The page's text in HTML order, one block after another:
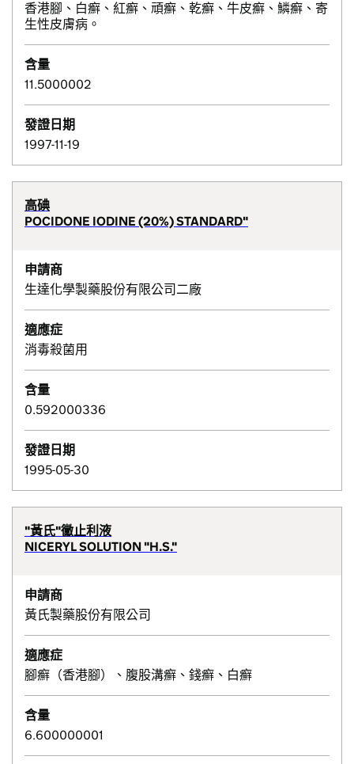
香港腳、白癬、紅癬、頑癬、乾癬、牛皮癬、鱗癬、寄
生性皮膚病。
含量
11.5000002
發證日期
1997-11-19
高碘
POCIDONE IODINE (20%) STANDARD"
申請商
生達化學製藥股份有限公司二廠
適應症
消毒殺菌用
含量
0.592000336
發證日期
1995-05-30
"黃氏"黴止利液
NICERYL SOLUTION "H.S."
申請商
黃氏製藥股份有限公司
適應症
腳癬（香港腳）、腹股溝癬、錢癬、白癬
含量
6.600000001